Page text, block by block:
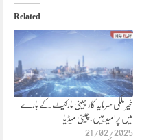
Related
غیر ملکی سرمایہ کار چینی مارکیٹ کے بارے
میں پرامید ہیں، چینی میڈ یا
21/02/2025